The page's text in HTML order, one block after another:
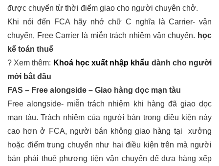
được chuyển từ thời điểm giao cho người chuyên chở.
Khi nói đến FCA hãy nhớ chữ C nghĩa là Carrier- vận
chuyển, Free Carrier là miễn trách nhiệm vận chuyển. học
kế toán thuế
? Xem thêm: Khoá học xuất nhập khẩu dành cho người
mới bắt đầu
FAS – Free alongside – Giao hàng dọc mạn tàu
Free alongside- miễn trách nhiệm khi hàng đã giao dọc
mạn tàu. Trách nhiệm của người bán trong điều kiện này
cao hơn ở FCA, người bán không giao hàng tại xưởng
hoặc điểm trung chuyển như hai điều kiện trên mà người
bán phải thuê phương tiện vận chuyển để đưa hàng xếp